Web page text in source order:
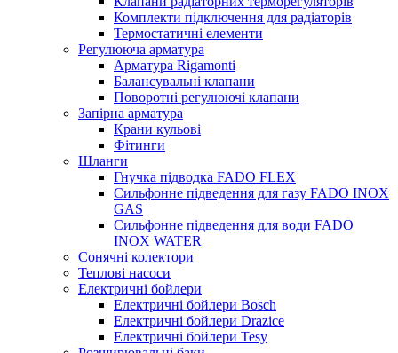
Комплекти підключення для радіаторів
Термостатичні елементи
Регулююча арматура
Арматура Rigamonti
Балансувальні клапани
Поворотні регулюючі клапани
Запірна арматура
Крани кульові
Фітинги
Шланги
Гнучка підводка FADO FLEX
Сильфонне підведення для газу FADO INOX
GAS
Сильфонне підведення для води FADO
INOX WATER
Сонячні колектори
Теплові насоси
Електричні бойлери
Електричні бойлери Bosch
Електричні бойлери Drazice
Електричні бойлери Tesy